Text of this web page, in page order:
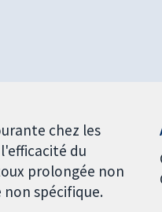
chez les
du
prolongée non
spécifique.